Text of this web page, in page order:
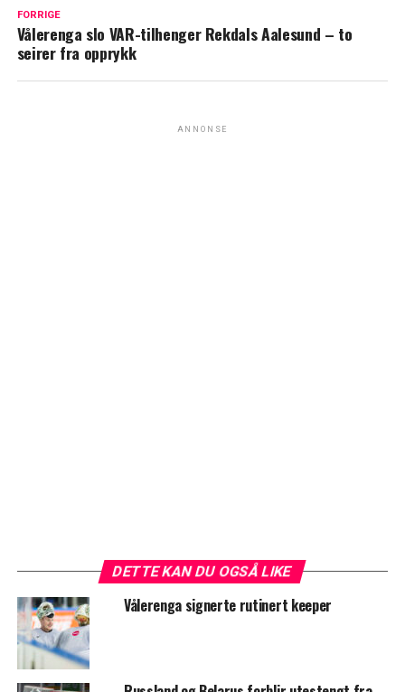
FORRIGE
Vålerenga slo VAR-tilhenger Rekdals Aalesund – to
seirer fra opprykk
ANNONSE
DETTE KAN DU OGSÅ LIKE
Vålerenga signerte rutinert keeper